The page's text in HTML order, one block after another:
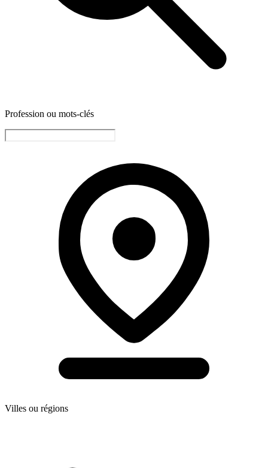
Profession ou mots-clés
Villes ou régions